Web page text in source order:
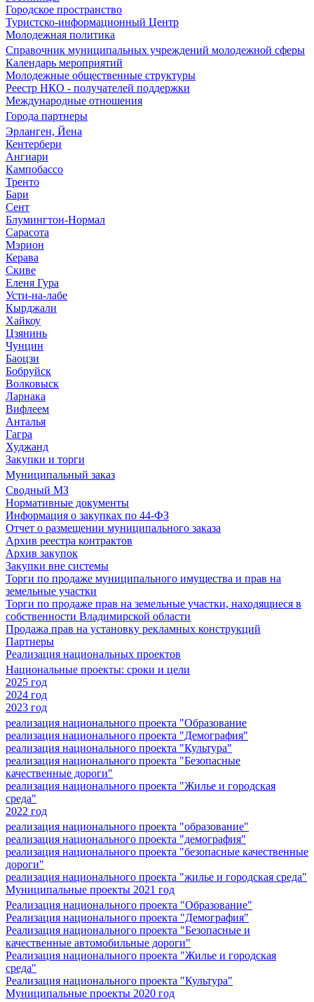
Городское пространство
Туристско-информационный Центр
Молодежная политика
Справочник муниципальных учреждений молодежной сферы
Календарь мероприятий
Молодежные общественные структуры
Реестр НКО - получателей поддержки
Международные отношения
Города партнеры
Эрланген, Йена
Кентербери
Ангиари
Кампобассо
Тренто
Бари
Сент
Блумингтон-Нормал
Сарасота
Мэрион
Керава
Скиве
Еленя Гура
Усти-на-лабе
Кырджали
Хайкоу
Цзянинь
Чунцин
Баоцзи
Бобруйск
Волковыск
Ларнака
Вифлеем
Анталья
Гагра
Худжанд
Закупки и торги
Муниципальный заказ
Сводный МЗ
Нормативные документы
Информация о закупках по 44-ФЗ
Отчет о размещении муниципального заказа
Архив реестра контрактов
Архив закупок
Закупки вне системы
Торги по продаже муниципального имущества и прав на
земельные участки
Торги по продаже прав на земельные участки, находящиеся в
собственности Владимирской области
Продажа прав на установку рекламных конструкций
Партнеры
Реализация национальных проектов
Национальные проекты: сроки и цели
2025 год
2024 год
2023 год
реализация национального проекта "Образование
реализация национального проекта "Демография"
реализация национального проекта "Культура"
реализация национального проекта "Безопасные
качественные дороги"
реализация национального проекта "Жилье и городская
среда"
2022 год
реализация национального проекта "образование"
реализация национального проекта "демография"
реализация национального проекта "безопасные качественные
дороги"
реализация национального проекта "жилье и городская среда"
Муниципальные проекты 2021 год
Реализация национального проекта "Образование"
Реализация национального проекта "Демография"
Реализация национального проекта "Безопасные и
качественные автомобильные дороги"
Реализация национального проекта "Жилье и городская
среда"
Реализация национального проекта "Культура"
Муниципальные проекты 2020 год